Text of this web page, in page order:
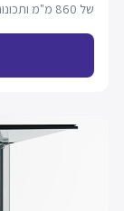
של 860 מ"מ ותכונות מתקדמות…